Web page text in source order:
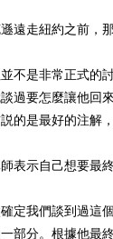
走紐約之前，那
是非常正式的討
過要怎麼讓他回
的是最好的注解
示自己想要最終
我們談到過這個
部分。根據他最